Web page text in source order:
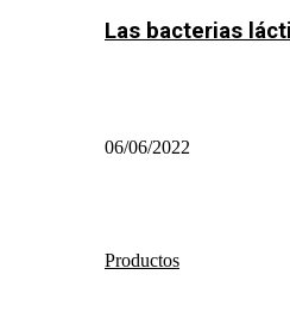
Las bacterias
06/06/2022
Productos